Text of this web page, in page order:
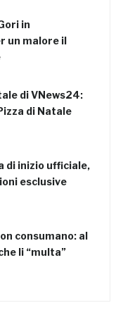
in
un malore il
di VNews24:
di Natale
di inizio ufficiale,
esclusive
consumano: al
li “multa”